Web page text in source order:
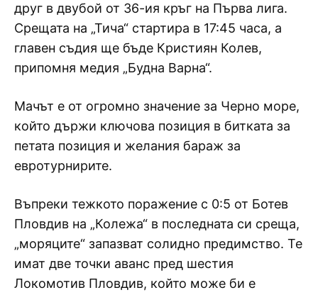
друг в двубой от 36-ия кръг на Първа лига.
Срещата на „Тича“ стартира в 17:45 часа, а
главен съдия ще бъде Кристиян Колев,
припомня медия „Будна Варна“.
Мачът е от огромно значение за Черно море,
който държи ключова позиция в битката за
петата позиция и желания бараж за
евротурнирите.
Въпреки тежкото поражение с 0:5 от Ботев
Пловдив на „Колежа“ в последната си среща,
„моряците“ запазват солидно предимство. Те
имат две точки аванс пред шестия
Локомотив Пловдив, който може би е